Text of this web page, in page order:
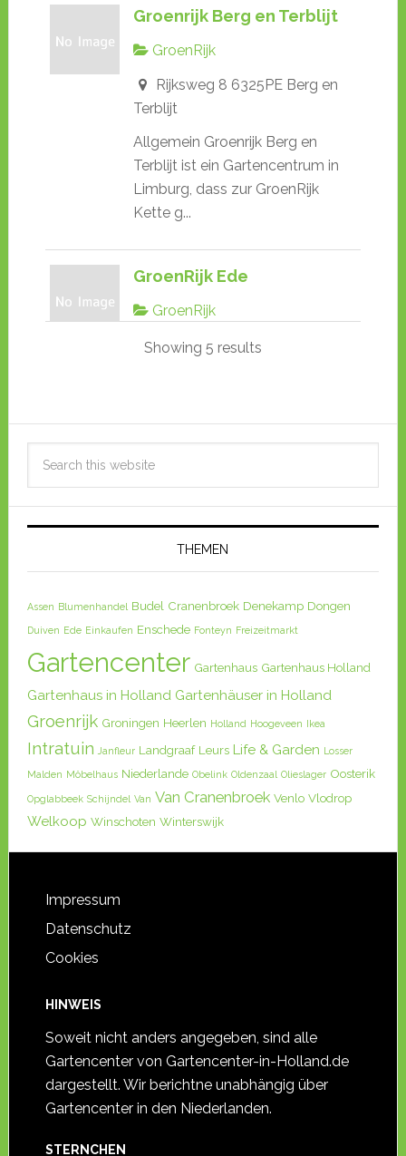
Groenrijk Berg en Terblijt
GroenRijk
Rijksweg 8 6325PE Berg en
Terblijt
Allgemein Groenrijk Berg en
Terblijt ist ein Gartencentrum in
Limburg, dass zur GroenRijk
Kette g...
GroenRijk Ede
GroenRijk
Schaapsweg 80 6712CG Ede
Gartencenter, dass als
Stadtgartencenter geplant und
umgesetzt is...
GroenRijk
Industriestraat 118, 7543 CJ
Enschede, Niederlande
Groenrijk Enschede ist ein
ein klass...
Groenrijk Maasbree
GroenRijk
Showing 5 results
THEMEN
Assen Blumenhandel Budel Cranenbroek Denekamp Dongen
Duiven Ede Einkaufen Enschede Fonteyn Freizeitmarkt
Gartencenter Gartenhaus Gartenhaus Holland
Gartenhaus in Holland Gartenhäuser in Holland
Groenrijk Groningen Heerlen Holland Hoogeveen Ikea
Intratuin Janfleur Landgraaf Leurs Life & Garden Losser
Malden Möbelhaus Niederlande Obelink Oldenzaal Olieslager Oosterik
Opglabbeek Schijndel Van Van Cranenbroek Venlo Vlodrop
Welkoop Winschoten Winterswijk
Impressum
Datenschutz
Cookies
HINWEIS
Soweit nicht anders angegeben, sind alle
Gartencenter von Gartencenter-in-Holland.de
dargestellt. Wir berichtne unabhängig über
Gartencenter in den Niederlanden.
STERNCHEN